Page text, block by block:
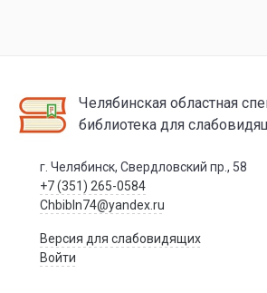
Челябинская областная
библиотека для
г. Челябинск, Свердловский пр., 58
+7 (351) 265-0584
Chbibln74@yandex.ru
Версия для слабовидящих
Войти